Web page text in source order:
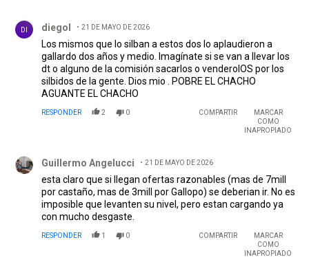
DI diegol 21 DE MAYO DE 2026
Los mismos que lo silban a estos dos lo aplaudieron a
gallardo dos años y medio. Imagínate si se van a llevar los
dt o alguno de la comisión sacarlos o venderolOS por los
silbidos de la gente. Dios mio . POBRE EL CHACHO
AGUANTE EL CHACHO
RESPONDER 2 0 COMPARTIR
MARCAR
COMO
INAPROPIADO
Guillermo Angelucci 21 DE MAYO DE 2026
esta claro que si llegan ofertas razonables (mas de 7mill
por castaño, mas de 3mill por Gallopo) se deberian ir. No es
imposible que levanten su nivel, pero estan cargando ya
con mucho desgaste.
RESPONDER 1 0 COMPARTIR
MARCAR
COMO
INAPROPIADO